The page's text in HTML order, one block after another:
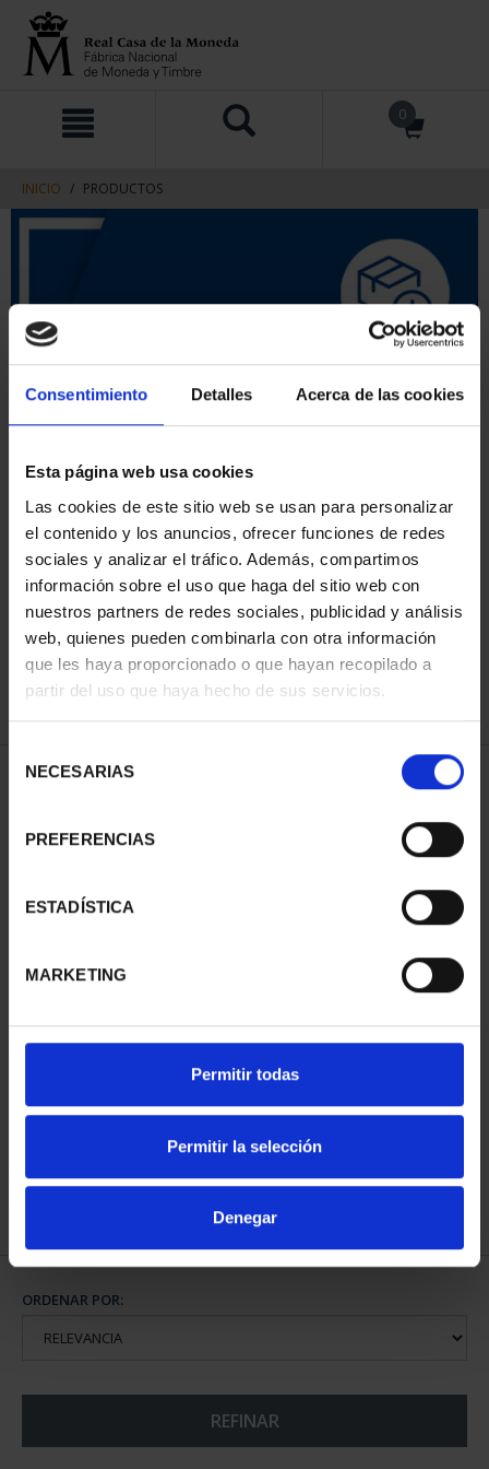
Consentimiento Detalles Acerca de las cookies
Esta página web usa cookies
Las cookies de este sitio web se usan para personalizar
el contenido y los anuncios, ofrecer funciones de redes
sociales y analizar el tráfico. Además, compartimos
información sobre el uso que haga del sitio web con
nuestros partners de redes sociales, publicidad y análisis
web, quienes pueden combinarla con otra información
que les haya proporcionado o que hayan recopilado a
partir del uso que haya hecho de sus servicios.
NECESARIAS
PREFERENCIAS
ESTADÍSTICA
MARKETING
Permitir todas
Permitir la selección
Denegar
contenido
navegacin
0
INICIO PRODUCTOS
ORDENAR POR:
REFINAR
1 Productos encontrados
CIUDADES PATRIMONIO
73,00 €
ORDENAR POR:
REFINAR